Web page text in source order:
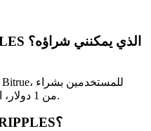
ما هو الحد الأدنى لمبلغ RIPPLES الذي يمكنني شراؤه؟
RIPPLES من 1 دولار، اعتمادًا على طريقة الدفع.
كم من الوقت يستغرق شراء RIPPLES؟